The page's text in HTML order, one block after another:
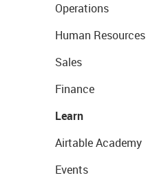
Operations
Human Resources
Sales
Finance
Learn
Airtable Academy
Events